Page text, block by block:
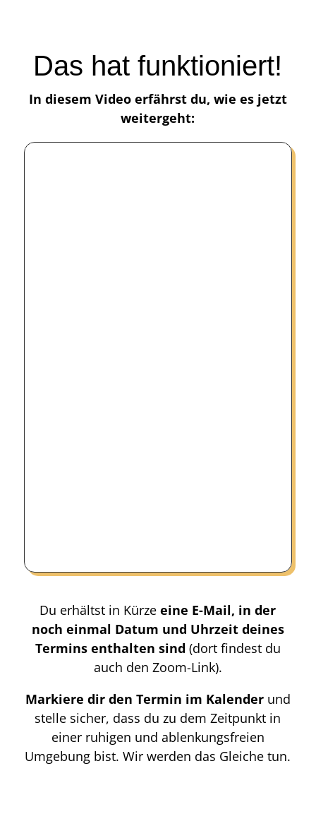
Das hat funktioniert!
In diesem Video erfährst du, wie es jetzt
weitergeht:
Du erhältst in Kürzeeine E-Mail, in der
noch einmal Datum und Uhrzeit deines
Termins enthalten sind (dort findest du
auch den Zoom-Link).
Markiere dir den Termin im Kalenderund
stelle sicher, dass du zu dem Zeitpunkt in
einer ruhigen und ablenkungsfreien
Umgebung bist. Wir werden das Gleiche tun.